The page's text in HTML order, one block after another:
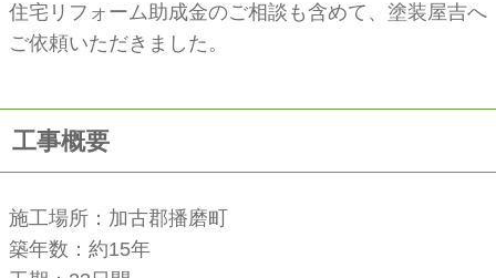
住宅リフォーム助成金のご相談も含めて、塗装屋吉へ
ご依頼いただきました。
工事概要
施工場所：加古郡播磨町
築年数：約15年